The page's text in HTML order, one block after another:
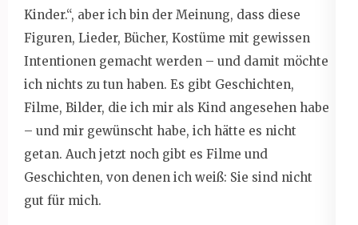
Kinder.“, aber ich bin der Meinung, dass diese
Figuren, Lieder, Bücher, Kostüme mit gewissen
Intentionen gemacht werden – und damit möchte
ich nichts zu tun haben. Es gibt Geschichten,
Filme, Bilder, die ich mir als Kind angesehen habe
– und mir gewünscht habe, ich hätte es nicht
getan. Auch jetzt noch gibt es Filme und
Geschichten, von denen ich weiß: Sie sind nicht
gut für mich.